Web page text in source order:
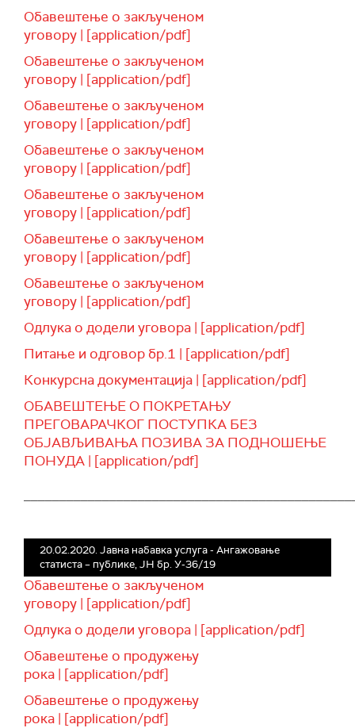
Обавештење о закљученом
уговору | [application/pdf]
Обавештење о закљученом
уговору | [application/pdf]
Обавештење о закљученом
уговору | [application/pdf]
Обавештење о закљученом
уговору | [application/pdf]
Обавештење о закљученом
уговору | [application/pdf]
Обавештење о закљученом
уговору | [application/pdf]
Обавештење о закљученом
уговору | [application/pdf]
Одлука о додели уговора | [application/pdf]
Питање и одговор бр.1 | [application/pdf]
Конкурсна документација | [application/pdf]
ОБАВЕШТЕЊЕ О ПОКРЕТАЊУ
ПРЕГОВАРАЧКОГ ПОСТУПКА БЕЗ
ОБЈАВЉИВАЊА ПОЗИВА ЗА ПОДНОШЕЊЕ
ПОНУДА | [application/pdf]
20.02.2020. Јавна набавка услуга - Ангажовање
статиста – публике, ЈН бр. У-36/19
Обавештење о закљученом
уговору | [application/pdf]
Одлука о додели уговора | [application/pdf]
Обавештење о продужењу
рока | [application/pdf]
Обавештење о продужењу
рока | [application/pdf]